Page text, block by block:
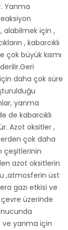
Yanma
alabilmek için ,
, kabarcıklı
çok büyük kısmı
daha çok süre
yanma
kabarcıklı
Azot oksitler ,
çok daha
çeşitlerinin
azot oksitlerin
,atmosferin üst
gazı etkisi ve
üzerinde
ve yanma için